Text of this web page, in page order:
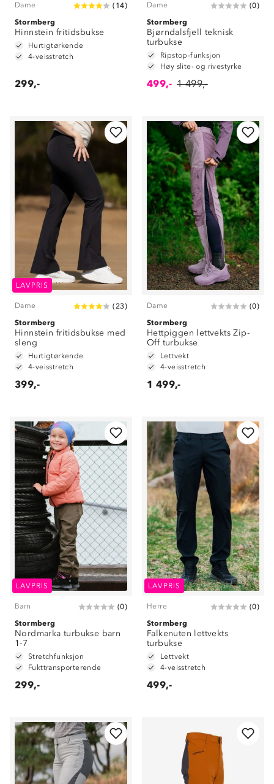
Dame ( 14)
Stormberg
Hinnstein fritidsbukse
Hurtigtørkende
4-veisstretch
299,-
Dame (0)
Stormberg
Bjørndalsfjell teknisk
turbukse
Ripstop-funksjon
Høy slite- og rivestyrke
499,- 1 499,-
LAVPRIS
Dame (23)
Stormberg
Hinnstein fritidsbukse med
sleng
Hurtigtørkende
4-veisstretch
399,-
Dame (0)
Stormberg
Hettpiggen lettvekts Zip-
Off turbukse
Lettvekt
4-veisstretch
1 499,-
LAVPRIS
Barn (0)
Stormberg
Nordmarka turbukse barn
1-7
Stretchfunksjon
Fukttransporterende
299,-
LAVPRIS
Herre (0)
Stormberg
Falkenuten lettvekts
turbukse
Lettvekt
4-veisstretch
499,-